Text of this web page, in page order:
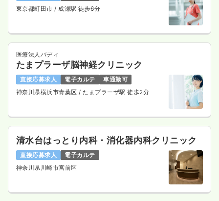
東京都町田市/ 成瀬駅 徒歩6分
医療法人バディ
たまプラーザ脳神経クリニック
直接応募求人 電子カルテ
車通勤可
神奈川県横浜市青葉区/ たまプラーザ駅 徒歩2分
清水台はっとり内科・消化器内科クリニック
直接応募求人
電子カルテ
神奈川県川崎市宮前区